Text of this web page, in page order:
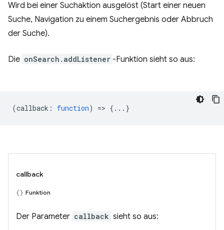
Wird bei einer Suchaktion ausgelöst (Start einer neuen
Suche, Navigation zu einem Suchergebnis oder Abbruch
der Suche).
Die onSearch.addListener -Funktion sieht so aus:
(callback : function) => {...}
callback
Funktion
Der Parameter callback sieht so aus: